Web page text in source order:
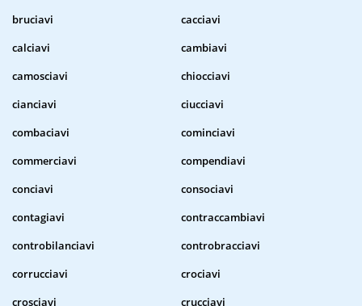
bruciavi
cacciavi
calciavi
cambiavi
camosciavi
chiocciavi
cianciavi
ciucciavi
combaciavi
cominciavi
commerciavi
compendiavi
conciavi
consociavi
contagiavi
contraccambiavi
controbilanciavi
controbracciavi
corrucciavi
crociavi
crosciavi
crucciavi